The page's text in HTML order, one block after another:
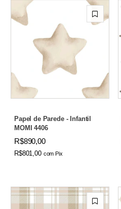
Papel de Parede - Infantil
MOMI 4406
R$890,00
R$801,00 com Pix